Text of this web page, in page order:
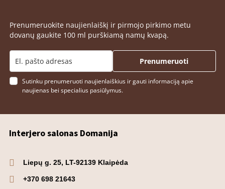
Prenumeruokite naujienlaiškį ir pirmojo pirkimo metu
dovanų gaukite 100 ml purškiamą namų kvapą.
Sutinku prenumeruoti naujienlaiškius ir gauti informaciją apie
naujienas bei specialius pasiūlymus.
Prenumeruoti
Interjero salonas Domanija
Liepų g. 25, LT-92139 Klaipėda
+370 698 21643